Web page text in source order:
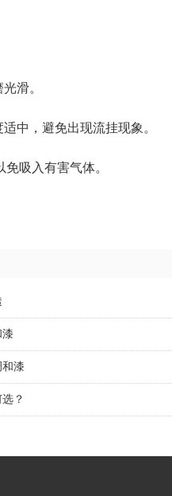
滑。
中，避免出现流挂现象。
吸入有害气体。
漆
？